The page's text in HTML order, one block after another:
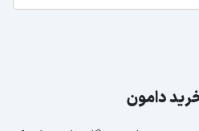
دامون